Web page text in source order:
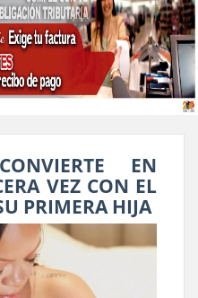
EN
VEZ CON EL
PRIMERA HIJA